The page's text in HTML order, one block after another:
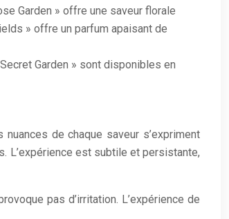
Garden » offre une saveur florale
» offre un parfum apaisant de
Garden » sont disponibles en
de chaque saveur s’expriment
L’expérience est subtile et persistante,
pas d’irritation. L’expérience de